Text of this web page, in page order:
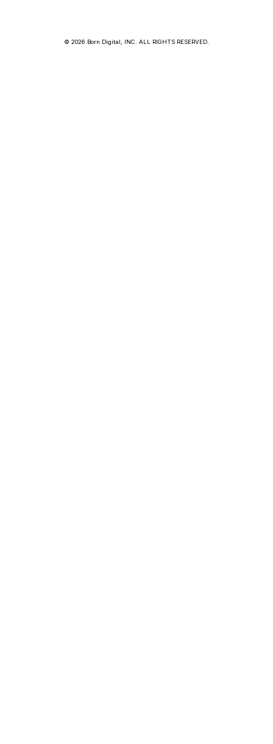
© 2026 Born Digital, INC. ALL RIGHTS RESERVED.